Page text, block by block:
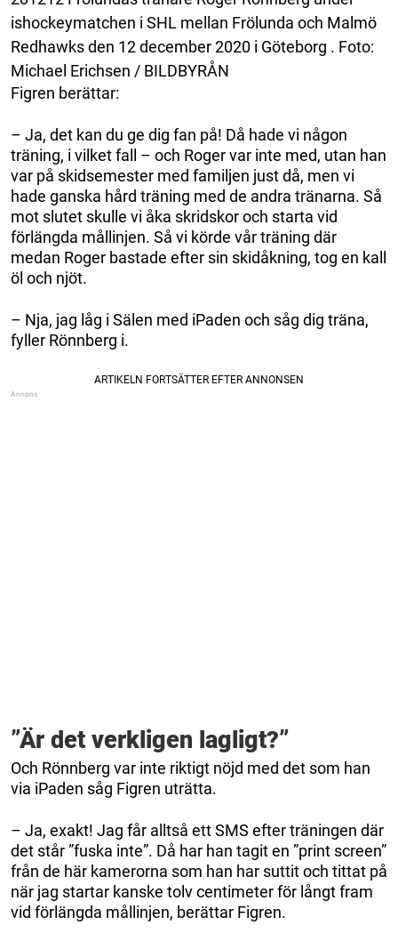
ishockeymatchen i SHL mellan Frölunda och Malmö
Redhawks den 12 december 2020 i Göteborg . Foto:
Michael Erichsen / BILDBYRÅN
Figren berättar:
– Ja, det kan du ge dig fan på! Då hade vi någon
träning, i vilket fall – och Roger var inte med, utan han
var på skidsemester med familjen just då, men vi
hade ganska hård träning med de andra tränarna. Så
mot slutet skulle vi åka skridskor och starta vid
förlängda mållinjen. Så vi körde vår träning där
medan Roger bastade efter sin skidåkning, tog en kall
öl och njöt.
– Nja, jag låg i Sälen med iPaden och såg dig träna,
fyller Rönnberg i.
”Är det verkligen lagligt?”
Och Rönnberg var inte riktigt nöjd med det som han
via iPaden såg Figren uträtta.
– Ja, exakt! Jag får alltså ett SMS efter träningen där
det står ”fuska inte”. Då har han tagit en ”print screen”
från de här kamerorna som han har suttit och tittat på
när jag startar kanske tolv centimeter för långt fram
vid förlängda mållinjen, berättar Figren.